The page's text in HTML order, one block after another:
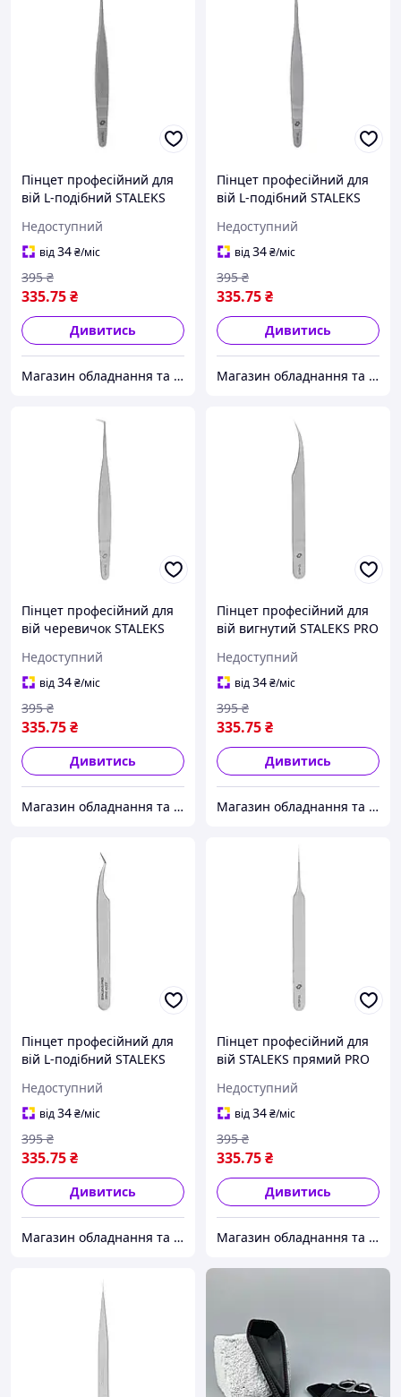
Пінцет професійний для
вій L-подібний STALEKS
40/1 ( "№ 1040") ( "№
1040")
Недоступний
від34₴/міс
335.75₴
395 ₴
Дивитись
Магазин обладнання та одноразової продукції для салонів краси
Пінцет професійний для
вій L-подібний STALEKS
40/2 ( "№ 1040") ( "№
1040")
Недоступний
від34₴/міс
335.75₴
395 ₴
Дивитись
Магазин обладнання та одноразової продукції для салонів краси
Пінцет професійний для
вій черевичок STALEKS
TE-40/8 ( "№ 1040") ( "№
1040")
Недоступний
від34₴/міс
335.75₴
395 ₴
Дивитись
Магазин обладнання та одноразової продукції для салонів краси
Пінцет професійний для
вій вигнутий STALEKS PRO
"№ 1040") ( "№ 1040")
Недоступний
від34₴/міс
335.75₴
395 ₴
Дивитись
Магазин обладнання та одноразової продукції для салонів краси
Пінцет професійний для
вій L-подібний STALEKS
41/7 ( "№ 1040") ( "№
1040")
Недоступний
від34₴/міс
335.75₴
395 ₴
Дивитись
Магазин обладнання та одноразової продукції для салонів краси
Пінцет професійний для
вій STALEKS прямий PRO
"№ 1040") ( "№ 1040")
Недоступний
від34₴/міс
335.75₴
395 ₴
Дивитись
Магазин обладнання та одноразової продукції для салонів краси